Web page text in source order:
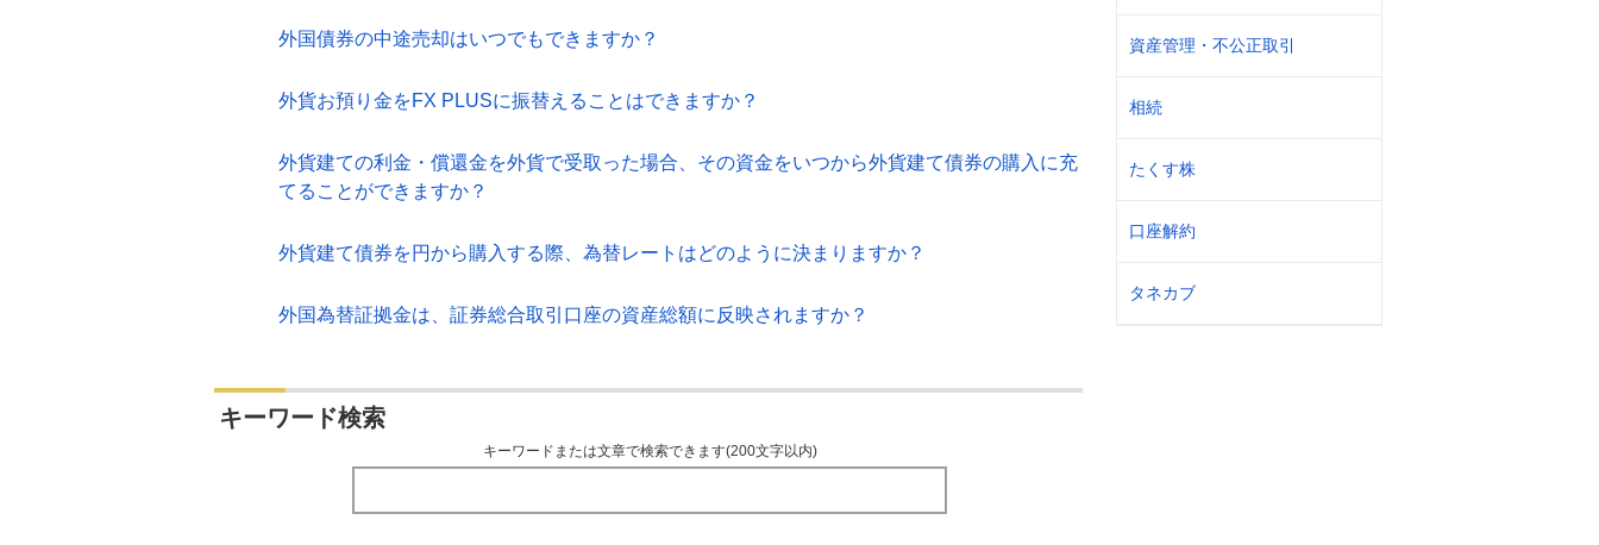
資産管理・不公正取引
相続
たくす株
口座解約
タネカブ
外国債券の中途売却はいつでもできますか？
外貨お預り金をFX PLUSに振替えることはできますか？
外貨建ての利金・償還金を外貨で受取った場合、その資金をいつから外貨建て債券の購入に充
てることができますか？
外貨建て債券を円から購入する際、為替レートはどのように決まりますか？
外国為替証拠金は、証券総合取引口座の資産総額に反映されますか？
キーワード検索
キーワードまたは文章で検索できます(200文字以内)